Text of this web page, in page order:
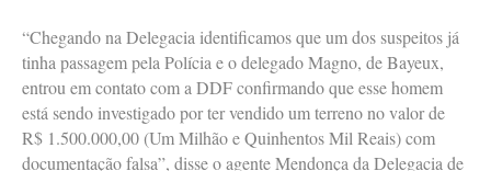
“Chegando na Delegacia identificamos que um dos suspeitos já
tinha passagem pela Polícia e o delegado Magno, de Bayeux,
entrou em contato com a DDF confirmando que esse homem
está sendo investigado por ter vendido um terreno no valor de
R$ 1.500.000,00 (Um Milhão e Quinhentos Mil Reais) com
documentação falsa”, disse o agente Mendonça da Delegacia de